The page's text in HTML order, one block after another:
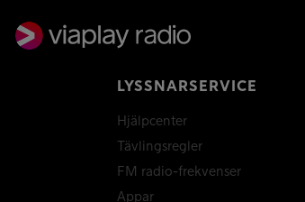
LYSSNARSERVICE
Hjälpcenter
Tävlingsregler
FM radio-frekvenser
Appar